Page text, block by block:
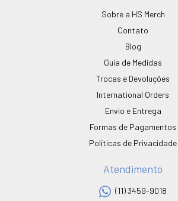
Sobre a HS Merch
Contato
Blog
Guia de Medidas
Trocas e Devoluções
International Orders
Envio e Entrega
Formas de Pagamentos
Políticas de Privacidade
Atendimento
(11) 3459-9018